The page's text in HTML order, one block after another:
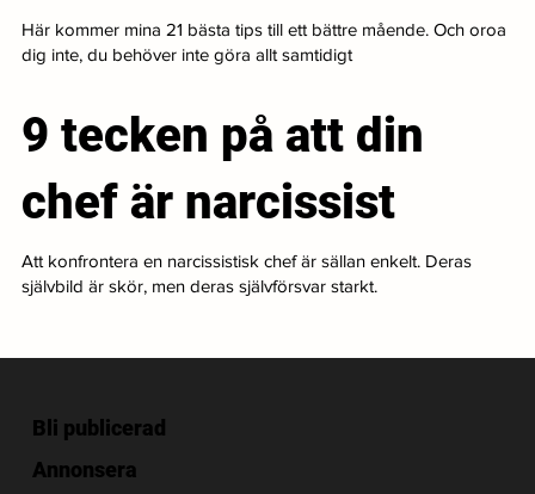
Här kommer mina 21 bästa tips till ett bättre mående. Och oroa
dig inte, du behöver inte göra allt samtidigt
9 tecken på att din
chef är narcissist
Att konfrontera en narcissistisk chef är sällan enkelt. Deras
självbild är skör, men deras självförsvar starkt.
Bli publicerad
Annonsera